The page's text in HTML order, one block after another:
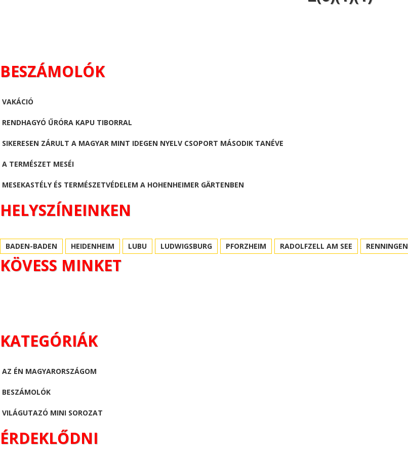
BESZÁMOLÓK
VAKÁCIÓ
RENDHAGYÓ ŰRÓRA KAPU TIBORRAL
SIKERESEN ZÁRULT A MAGYAR MINT IDEGEN NYELV CSOPORT MÁSODIK TANÉVE
A TERMÉSZET MESÉI
MESEKASTÉLY ÉS TERMÉSZETVÉDELEM A HOHENHEIMER GÄRTENBEN
HELYSZÍNEINKEN
BADEN-BADEN HEIDENHEIM LUBU LUDWIGSBURG PFORZHEIM RADOLFZELL AM SEE RENNINGEN
KÖVESS MINKET
KATEGÓRIÁK
AZ ÉN MAGYARORSZÁGOM
BESZÁMOLÓK
VILÁGUTAZÓ MINI SOROZAT
ÉRDEKLŐDNI